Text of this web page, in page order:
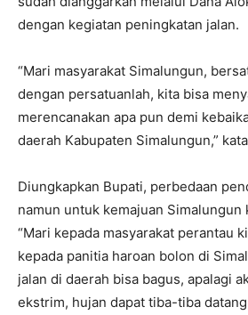
dengan kegiatan peningkatan jalan.
“Mari masyarakat Simalungun,
dengan persatuanlah, kita bisa
merencanakan apa pun demi
daerah Kabupaten Simalungun,”
Diungkapkan Bupati, perbedaan
namun untuk kemajuan Simalungun
“Mari kepada masyarakat perantau
kepada panitia haroan bolon di
jalan di daerah bisa bagus, apalagi
ekstrim, hujan dapat tiba-tiba